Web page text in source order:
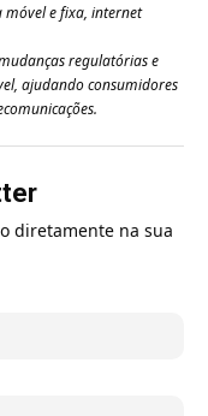
móvel e fixa, internet
regulatórias e
ajudando consumidores
diretamente na sua